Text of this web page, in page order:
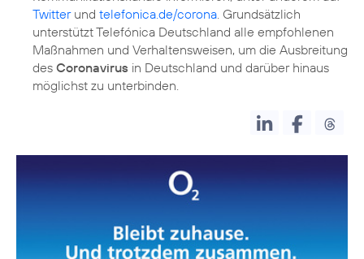
Twitterund telefonica.de/corona . Grundsätzlich
unterstützt Telefónica Deutschland alle empfohlenen
Maßnahmen und Verhaltensweisen, um die Ausbreitung
des Coronavirus in Deutschland und darüber hinaus
möglichst zu unterbinden.